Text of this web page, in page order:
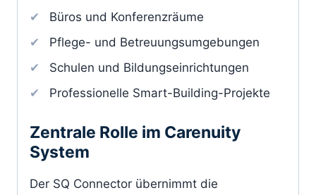
Büros und Konferenzräume
Pflege- und Betreuungsumgebungen
Schulen und Bildungseinrichtungen
Professionelle Smart-Building-Projekte
Zentrale Rolle im Carenuity
System
Der SQ Connector übernimmt die